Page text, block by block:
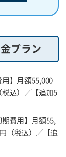
プラン
用】月額55,000
込）／【追加5
期費用】月額55,
（税込）／【追